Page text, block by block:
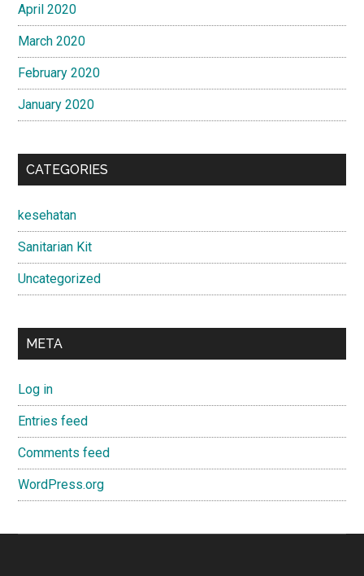
April 2020
March 2020
February 2020
January 2020
CATEGORIES
kesehatan
Sanitarian Kit
Uncategorized
META
Log in
Entries feed
Comments feed
WordPress.org